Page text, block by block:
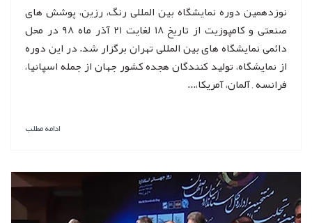
نوزدهمین دوره نمایشگاه بین المللی رنگ، رزین، پوشش های
صنعتی و کامپوزیت از تاریخ 18 لغایت 21 آذر ماه 98 در محل
دائمی نمایشگاه های بین المللی تهران برگزار شد. در این دوره
از نمایشگاه، تولید کنندگان هجده کشور جهان از جمله اسپانیا،
فرانسه ‏, آلمان، آمریکا،...
ادامه مطلب